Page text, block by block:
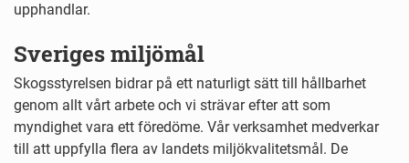
upphandlar.
Sveriges miljömål
Skogsstyrelsen bidrar på ett naturligt sätt till hållbarhet
genom allt vårt arbete och vi strävar efter att som
myndighet vara ett föredöme. Vår verksamhet medverkar
till att uppfylla flera av landets miljökvalitetsmål. De